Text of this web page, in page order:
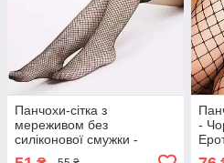
Панчохи-сітка з
мереживом без
силіконової смужки -
Чорний - XS/S - Еротична
-